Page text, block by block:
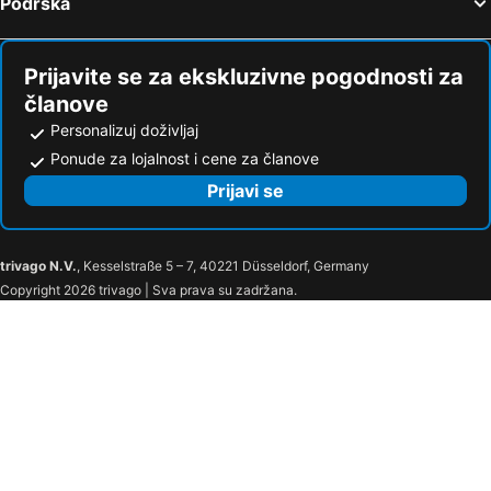
Prijavite se za ekskluzivne pogodnosti za
članove
Personalizuj doživljaj
Ponude za lojalnost i cene za članove
Prijavi se
trivago N.V., Kesselstraße 5 – 7, 40221 Düsseldorf, Germany
Copyright 2026 trivago | Sva prava su zadržana.